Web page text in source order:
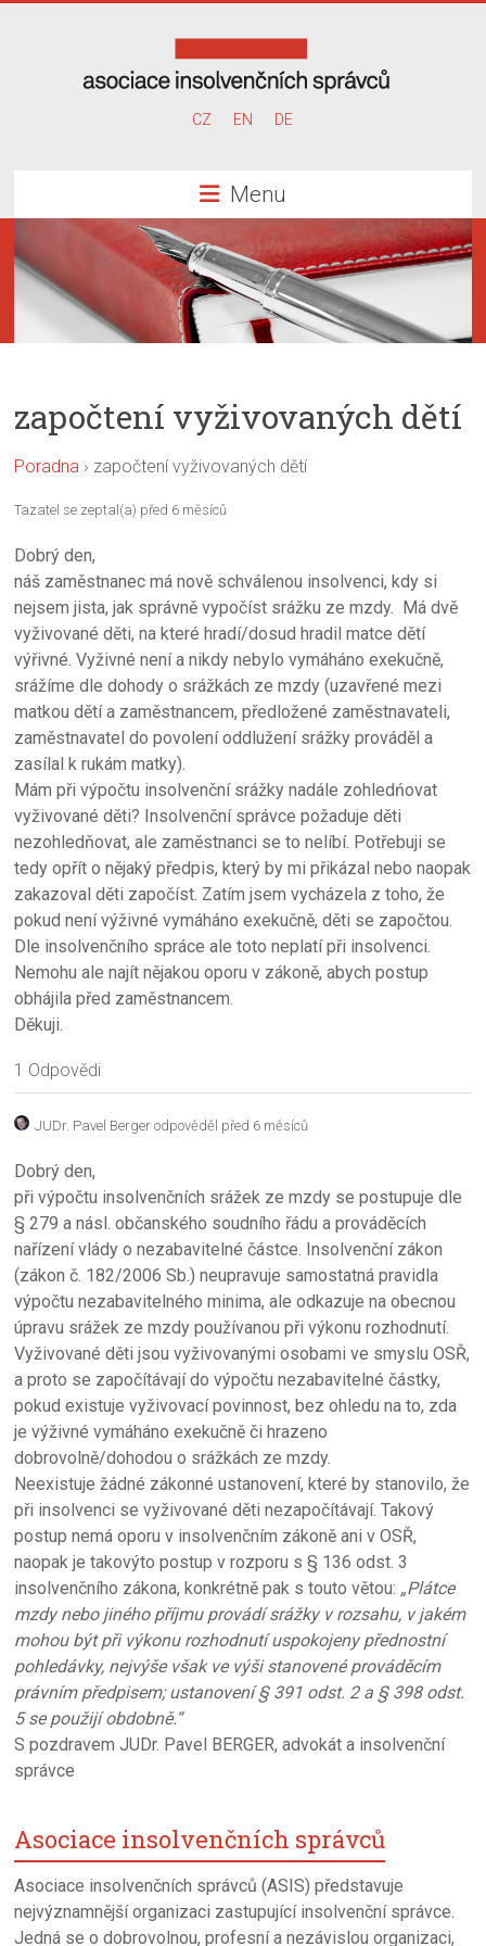
správců
CZ EN DE
Menu
započtení vyživovaných dětí
Poradna › započtení vyživovaných dětí
Tazatel se zeptal(a) před 6 měsíců
Dobrý den,
náš zaměstnanec má nově schválenou insolvenci, kdy si
nejsem jista, jak správně vypočíst srážku ze mzdy. Má dvě
vyživované děti, na které hradí/dosud hradil matce dětí
výřivné. Vyživné není a nikdy nebylo vymáháno exekučně,
srážíme dle dohody o srážkách ze mzdy (uzavřené mezi
matkou dětí a zaměstnancem, předložené zaměstnavateli,
zaměstnavatel do povolení oddlužení srážky prováděl a
zasílal k rukám matky).
Mám při výpočtu insolvenční srážky nadále zohledńovat
vyživované děti? Insolvenční správce požaduje děti
nezohledňovat, ale zaměstnanci se to nelíbí. Potřebuji se
tedy opřít o nějaký předpis, který by mi přikázal nebo naopak
zakazoval děti započíst. Zatím jsem vycházela z toho, že
pokud není výživné vymáháno exekučně, děti se započtou.
Dle insolvenčního spráce ale toto neplatí při insolvenci.
Nemohu ale najít nějakou oporu v zákoně, abych postup
obhájila před zaměstnancem.
Děkuji.
1 Odpovědi
JUDr. Pavel Bergerodpověděl před 6 měsíců
Dobrý den,
při výpočtu insolvenčních srážek ze mzdy se postupuje dle
§ 279 a násl. občanského soudního řádu a prováděcích
nařízení vlády o nezabavitelné částce. Insolvenční zákon
(zákon č. 182/2006 Sb.) neupravuje samostatná pravidla
výpočtu nezabavitelného minima, ale odkazuje na obecnou
úpravu srážek ze mzdy používanou při výkonu rozhodnutí.
Vyživované děti jsou vyživovanými osobami ve smyslu OSŘ,
a proto se započítávají do výpočtu nezabavitelné částky,
pokud existuje vyživovací povinnost, bez ohledu na to, zda
je výživné vymáháno exekučně či hrazeno
dobrovolně/dohodou o srážkách ze mzdy.
Neexistuje žádné zákonné ustanovení, které by stanovilo, že
při insolvenci se vyživované děti nezapočítávají. Takový
postup nemá oporu v insolvenčním zákoně ani v OSŘ,
naopak je takovýto postup v rozporu s § 136 odst. 3
insolvenčního zákona, konkrétně pak s touto větou: „Plátce
mzdy nebo jiného příjmu provádí srážky v rozsahu, v jakém
mohou být při výkonu rozhodnutí uspokojeny přednostní
pohledávky, nejvýše však ve výši stanovené prováděcím
právním předpisem; ustanovení § 391 odst. 2 a § 398 odst.
5 se použijí obdobně.“
S pozdravem JUDr. Pavel BERGER, advokát a insolvenční
správce
Asociace insolvenčních správců
Asociace insolvenčních správců (ASIS) představuje
nejvýznamnější organizaci zastupující insolvenční správce.
Jedná se o dobrovolnou, profesní a nezávislou organizaci,